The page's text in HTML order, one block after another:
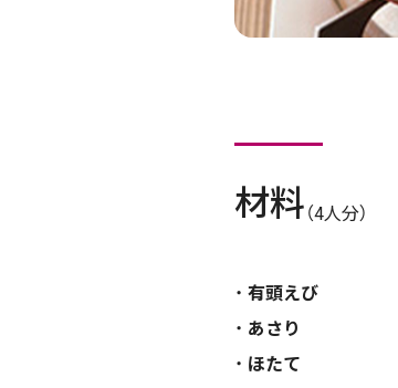
材料 （4人分）
有頭えび
あさり
ほたて